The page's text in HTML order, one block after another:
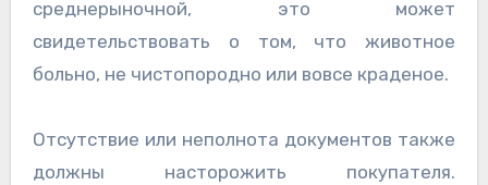
среднерыночной, это может
свидетельствовать о том, что животное
больно, не чистопородно или вовсе краденое.
Отсутствие или неполнота документов также
должны насторожить покупателя.